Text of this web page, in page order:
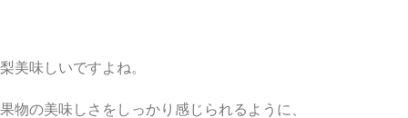
梨美味しいですよね。
果物の美味しさをしっかり感じられるように、